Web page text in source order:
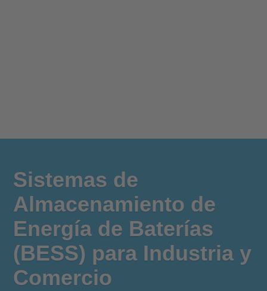
Sistemas de
Almacenamiento de
Energía de Baterías
(BESS) para Industria y
Comercio